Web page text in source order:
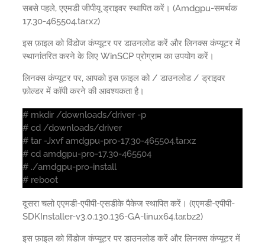
सबसे पहले, एएमडी जीपीयू ड्राइवर स्थापित करें। (Amdgpu-समर्थक
17.30-465504.tar.xz)
इस फ़ाइल को विंडोज कंप्यूटर पर डाउनलोड करें और लिनक्स कंप्यूटर में
स्थानांतरित करने के लिए WinSCP प्रोग्राम का उपयोग करें।
लिनक्स कंप्यूटर पर, आपको इस फ़ाइल को / डाउनलोड / ड्राइवर
फ़ोल्डर में कॉपी करने की आवश्यकता है।
# mkdir /downloads/driver -p
# cd /downloads/driver
# tar -Jxvf amdgpu-pro-17.30-465504.tar.xz
# cd amdgpu-pro-17.30-465504
# ./amdgpu-pro-install
# reboot
दूसरा चलो एएमडी-एपीपी-एसडीके पैकेज स्थापित करें। (एएमडी-एपीपी-
SDKInstaller-v3.0.130.136-GA-linux64.tar.bz2)
इस फ़ाइल को विंडोज कंप्यूटर पर डाउनलोड करें और लिनक्स कंप्यूटर में